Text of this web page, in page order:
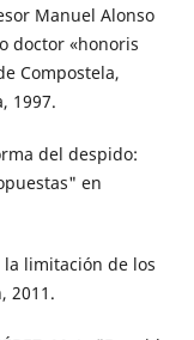
Manuel Alonso
doctor «honoris
Compostela,
1997.
del despido:
en
la limitación de los
2011.